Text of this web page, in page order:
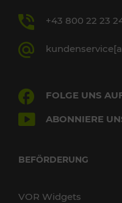
+43 800 22 23
FOLGE UNS
ABONNIERE
BEFÖRDERUNG
VOR Widgets